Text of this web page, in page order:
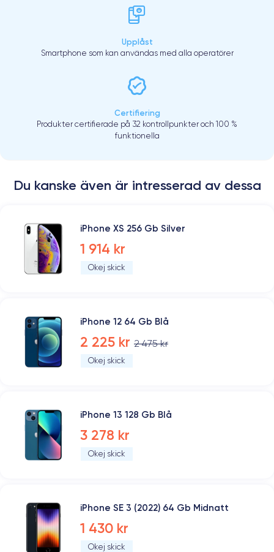
Upplåst
Smartphone som kan användas med alla operatörer
Certifiering
Produkter certifierade på 32 kontrollpunkter och 100 %
funktionella
Du kanske även är intresserad av dessa
iPhone XS 256 Gb Silver
1 914 kr
Okej skick
iPhone 12 64 Gb Blå
2 225 kr 2 475 kr
Okej skick
iPhone 13 128 Gb Blå
3 278 kr
Okej skick
iPhone SE 3 (2022) 64 Gb Midnatt
1 430 kr
Okej skick